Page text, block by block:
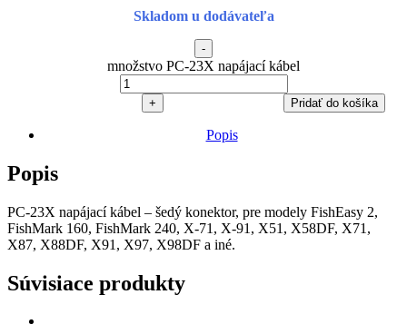
Skladom u dodávateľa
-
množstvo PC-23X napájací kábel
+ Pridať do košíka
Popis
Popis
PC-23X napájací kábel – šedý konektor, pre modely FishEasy 2,
FishMark 160, FishMark 240, X-71, X-91, X51, X58DF, X71,
X87, X88DF, X91, X97, X98DF a iné.
Súvisiace produkty